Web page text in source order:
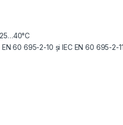
60 695-2-10 și IEC EN 60 695-2-